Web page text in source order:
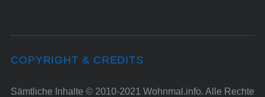
COPYRIGHT & CREDITS
Sämtliche Inhalte © 2010-2021 Wohnmal.info. Alle Rechte